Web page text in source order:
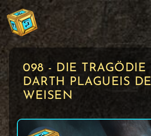
098 - DIE TRAGÖDIE
DARTH PLAGUEIS
WEISEN